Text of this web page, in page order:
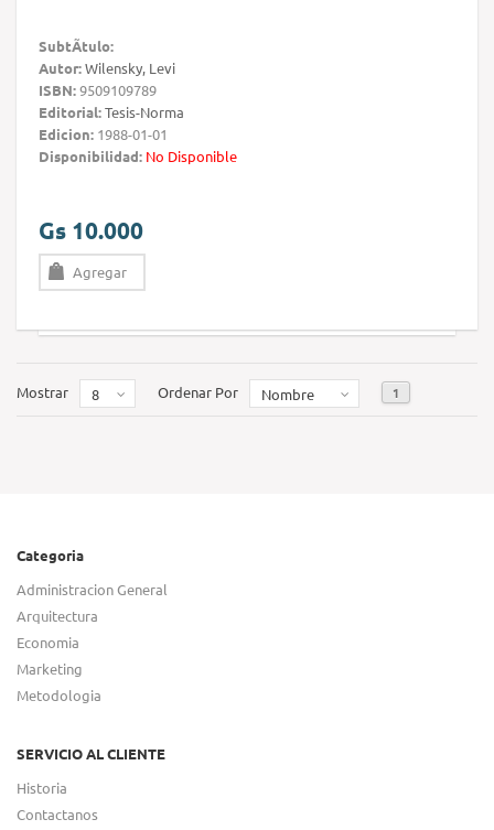
SubtÃ­tulo:
Autor:Wilensky, Levi
ISBN:9509109789
Editorial:Tesis-Norma
Edicion: 1988-01-01
Disponibilidad: No Disponible
Gs 10.000
Agregar
Mostrar 8 Ordenar Por Nombre 1
Categoria
Administracion General
Arquitectura
Economia
Marketing
Metodologia
SERVICIO AL CLIENTE
Historia
Contactanos